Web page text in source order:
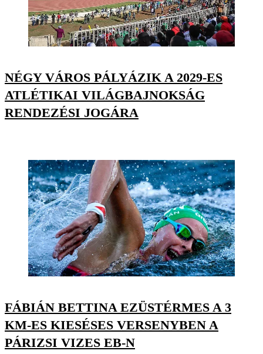
NÉGY VÁROS PÁLYÁZIK A 2029-ES
ATLÉTIKAI VILÁGBAJNOKSÁG
RENDEZÉSI JOGÁRA
FÁBIÁN BETTINA EZÜSTÉRMES A 3
KM-ES KIESÉSES VERSENYBEN A
PÁRIZSI VIZES EB-N